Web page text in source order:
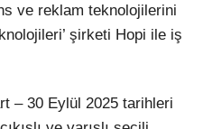
ve reklam teknolojilerini
şirketi Hopi ile iş
– 30 Eylül 2025 tarihleri